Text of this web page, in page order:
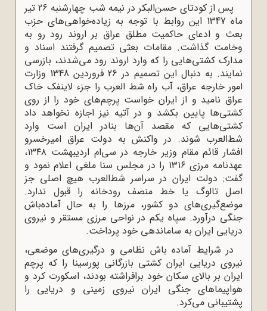
پس از کودتای حسن‌البکر در نیمه شب چهارشنبه 26 تیر
ماه 1347 این روابط با توجه به زیاده‌خواهی‌های حزب
بعث و ادعای حاکمیت مطلق عراق بر اروند رود رو به
وخامت گذاشت. مقامات بعثی تصمیم گرفتند اسناد و
مدارک کشتی‌هایی را که وارد اروند رود می‌شدند، بازرسی
نمایند. به دنبال این تصمیم در 26 فروردین 1348 وزارت
امور خارجه عراق، آب راه شط العرب را جزء لاینفک خاک
عراق نامید و از ایران خواست پرچم‌های خود را از روی
کشتی‌ها پایین بکشد و در آتیه نیز اجازه نخواهد داد
کشتی‌هایی که مقصد آن‌ها بنادر ایران است وارد
شط‌العرب شوند. در واکنش به دولت عراق امیرخسرو
افشار قائم مقام وزیر خارجه در سی‌ام اردیبهشت ۱۳۴۸،
عهدنامه مرزی ۱۳۱۶ را در مجلس سنا ملغی اعلام نمود و
گفت: دولت ایران در سراسر شط‌العرب هیچ اصلی جز
اصل تالوگ یا خط منصف رودخانه را قبول ندارد.
موضع‌گیری‌های دو کشور، مرزها را به‌ حال آماده‌باش
جنگی درآورد. سپاه یکم در نواحی مرزی مستقر و نیروی
دریایی ایران به ساماندهی خود پرداخت.
در شرایط آماده باش نظامی و درگیری‌های موضعی،
نیروی دریایی ایران کشتی بازرگانی پورسینا را که پرچم
ایران بر بالای سکان خود برافراشته بودند، اسکورت کرد و
هواپیماهای جنگی ایران نیروی زمینی و دریایی را
پشتیبانی می‌کرد.